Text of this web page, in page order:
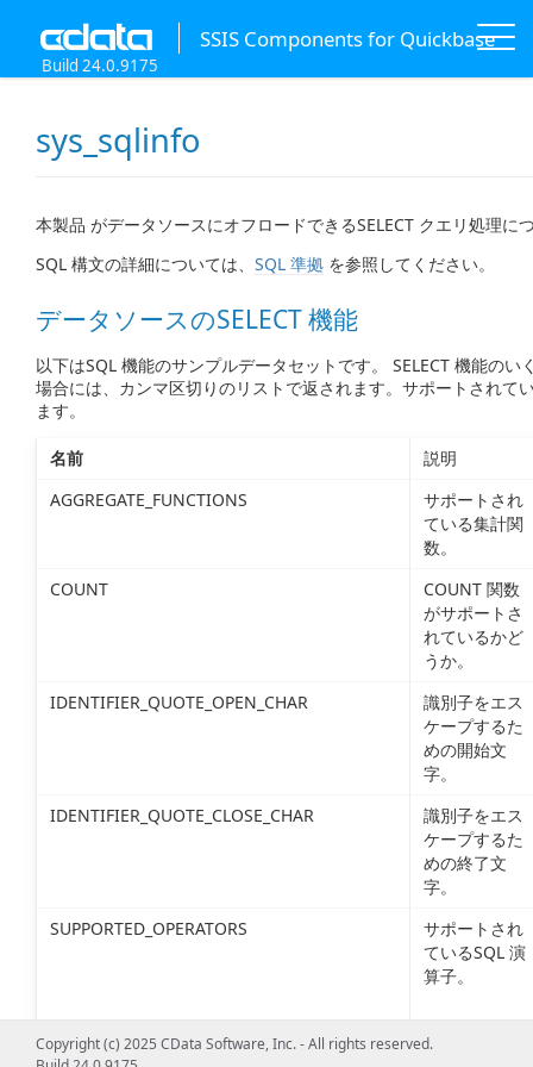
SSIS Components for Quickbase
Build 24.0.9175
sys_sqlinfo
本製品 がデータソースにオフロードできるSELECT クエリ処理に
SQL 構文の詳細については、 SQL 準拠 を参照してください。
データソースのSELECT 機能
以下はSQL 機能のサンプルデータセットです。 SELECT 機能の
場合には、カンマ区切りのリストで返されます。サポートされて
ます。
名前
説明
AGGREGATE_FUNCTIONS
サポートされ
ている集計関
数。
COUNT
COUNT 関数
がサポートさ
れているかど
うか。
IDENTIFIER_QUOTE_OPEN_CHAR
識別子をエス
ケープするた
めの開始文
字。
IDENTIFIER_QUOTE_CLOSE_CHAR
識別子をエス
ケープするた
めの終了文
字。
SUPPORTED_OPERATORS
サポートされ
ているSQL 演
算子。
GROUP_BY
GROUP BY が
Copyright (c) 2025 CData Software, Inc. - All rights reserved.